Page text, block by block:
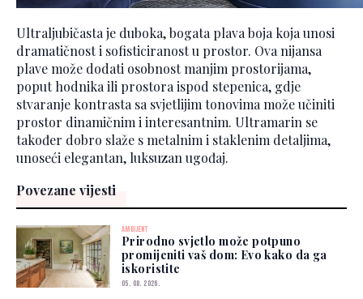
Ultraljubičasta je duboka, bogata plava boja koja unosi
dramatičnost i sofisticiranost u prostor. Ova nijansa
plave može dodati osobnost manjim prostorijama,
poput hodnika ili prostora ispod stepenica, gdje
stvaranje kontrasta sa svjetlijim tonovima može učiniti
prostor dinamičnim i interesantnim. Ultramarin se
također dobro slaže s metalnim i staklenim detaljima,
unoseći elegantan, luksuzan ugođaj.
Povezane vijesti
AMBIJENT
Prirodno svjetlo može potpuno
promijeniti vaš dom: Evo kako da ga
iskoristite
05. 08. 2026.